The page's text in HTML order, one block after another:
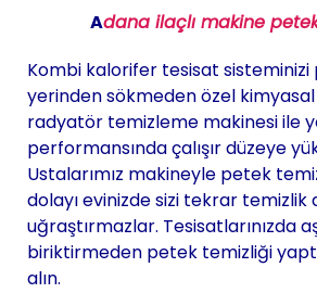
Adana ilaçlı makine
Kombi kalorifer tesisat
yerinden sökmeden özel
radyatör temizleme makinesi ile
performansında çalışır düzeye
Ustalarımız makineyle petek
dolayı evinizde sizi tekrar temizlik
uğraştırmazlar. Tesisatlarınızda
biriktirmeden petek temizliği
alın.